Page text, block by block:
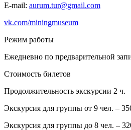
E-mail: aurum.tur@gmail.com
vk.com/miningmuseum
Режим работы
Ежедневно по предварительной
Стоимость билетов
Продолжительность экскурсии 2 ч.
Экскурсия для группы от 9 чел. –
Экскурсия для группы до 8 чел. –